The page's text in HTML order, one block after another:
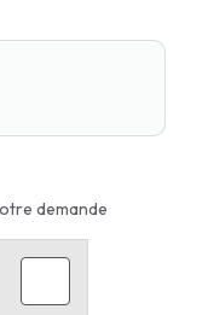
demande